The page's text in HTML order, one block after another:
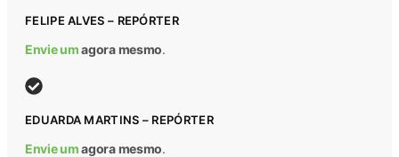
FELIPE ALVES – REPÓRTER
Envie umagora mesmo.
EDUARDA MARTINS – REPÓRTER
Envie umagora mesmo.